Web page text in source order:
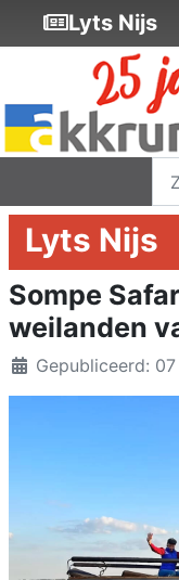
Lyts Nijs
Sompe
weilanden
DetailsGepubliceerd:
Lyts Nijs